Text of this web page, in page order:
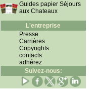
Guides papier Séjours
aux Chateaux
L'entreprise
Presse
Carrières
Copyrights
contacts
adhérez
Suivez-nous: